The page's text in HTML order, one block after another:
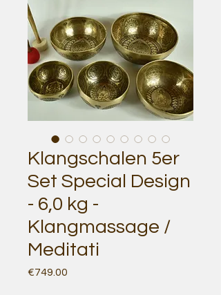
Klangschalen 5er
Set Special Design
- 6,0 kg -
Klangmassage /
Meditati
€749.00